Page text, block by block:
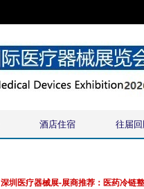
酒店住宿 往届
深圳医疗器械展-展商推荐：医药冷链